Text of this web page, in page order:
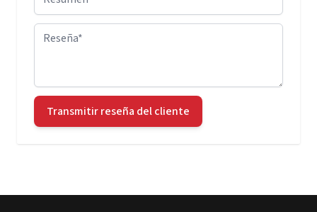
Reseña
Transmitir reseña del cliente